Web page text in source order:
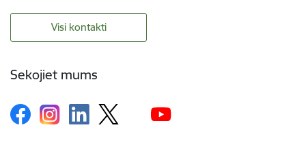
Visi kontakti
Sekojiet mums